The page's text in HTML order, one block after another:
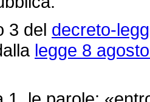
3 del decreto-
legge 8